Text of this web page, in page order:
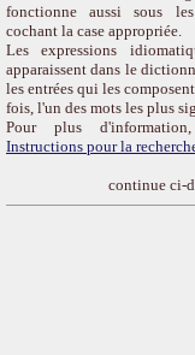
fonctionne aussi sous
cochant la case appropriée.
Les expressions
apparaissent dans le
les entrées qui les
fois, l'un des mots les plus
Pour plus
Instructions pour la
continue ci-